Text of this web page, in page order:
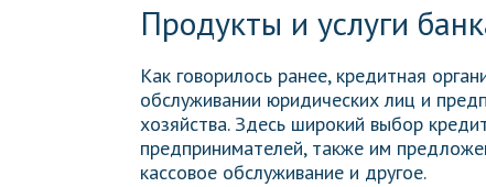
Продукты и услуги
Как говорилось ранее, кредитная
обслуживании юридических лиц и
хозяйства. Здесь широкий выбор
предпринимателей, также им
кассовое обслуживание и другое.